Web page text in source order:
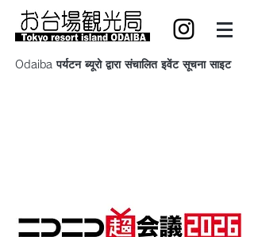
Odaiba पर्यटन ब्यूरो द्वारा संचालित इवेंट सूचना साइट